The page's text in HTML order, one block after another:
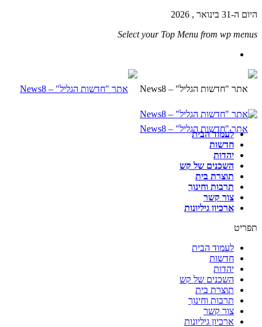
היום ה-31 בינואר , 2026
Select your Top Menu from wp menus
לעמוד הבית
חדשות
יהדות
השכנים של קש
תוצרת בית
תרבות וחינוך
צור קשר
ארכיון גיליונות
תפריט
לעמוד הבית
חדשות
יהדות
השכנים של קש
תוצרת בית
תרבות וחינוך
צור קשר
ארכיון גיליונות